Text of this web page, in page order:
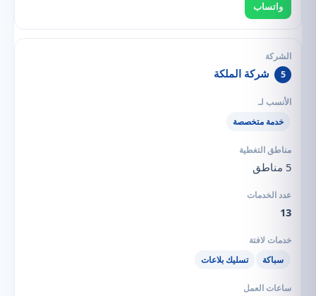
واتساب
5 شركة الملكة
خدمة متخصصة
5 مناطق
13
سباكة تسليك بلاعات